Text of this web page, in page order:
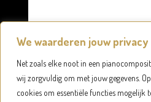
We waarderen jouw privacy
Net zoals elke noot in een
wij zorgvuldig om met jouw gegevens.
cookies om essentiële functies mogelijk